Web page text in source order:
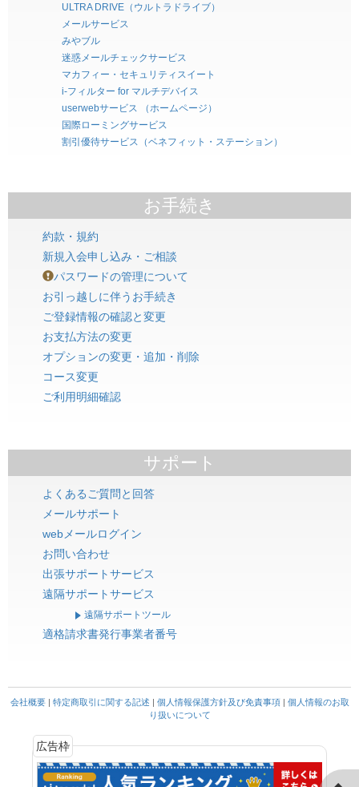
ULTRA DRIVE（ウルトラドライブ）
メールサービス
みやブル
迷惑メールチェックサービス
マカフィー・セキュリティスイート
i-フィルター for マルチデバイス
userwebサービス （ホームページ）
国際ローミングサービス
割引優待サービス（ベネフィット・ステーション）
お手続き
約款・規約
新規入会申し込み・ご相談
パスワードの管理について
お引っ越しに伴うお手続き
ご登録情報の確認と変更
お支払方法の変更
オプションの変更・追加・削除
コース変更
ご利用明細確認
サポート
よくあるご質問と回答
メールサポート
webメールログイン
お問い合わせ
出張サポートサービス
遠隔サポートサービス
遠隔サポートツール
適格請求書発行事業者番号
会社概要| 特定商取引に関する記述 | 個人情報保護方針及び免責事項| 個人情報のお取
り扱いについて